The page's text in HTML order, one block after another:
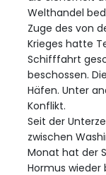
Welthandel
Zuge des von
Krieges hatte
Schifffahrt
beschossen.
Häfen. Unter
Konflikt.
Seit der
zwischen
Monat hat der
Hormus wieder